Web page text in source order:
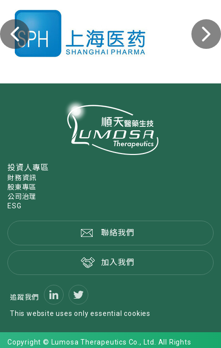
投資人專區
財務資訊
股東專區
公司治理
ESG
聯絡我們
加入我們
追蹤我們
This website uses only essential cookies
Copyright © Lumosa Therapeutics Co., Ltd. All Rights